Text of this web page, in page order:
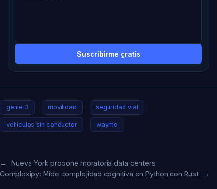
Suscribirme gratis
genie 3 movilidad seguridad vial
vehículos sin conductor waymo
←
Nueva York propone moratoria data centers
Complexipy: Mide complejidad cognitiva en Python con Rust
→